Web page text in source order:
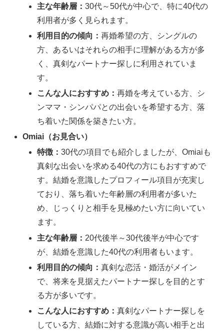
主な年齢層：30代～50代が中心で、特に40代の
利用者が多く見られます。
利用目的の傾向：再婚希望の方、シングルの
方、あるいはそれらの相手に理解がある方が多
く、真剣なパートナー探しに利用されていま
す。
こんな人におすすめ：再婚を考えている方、シ
ンママ・シンパパとの出会いを希望する方、落
ち着いた関係を築きたい方。
Omiai（お見合い）
特徴：30代の項目でも紹介しましたが、Omiaiも
真剣な出会いを求める40代の方にもおすすめで
す。結婚を意識したプロフィール項目が充実し
ており、落ち着いた年齢層の利用者が多いた
め、じっくりと相手を見極めたい方に向いてい
ます。
主な年齢層： 20代後半～30代後半が中心です
が、結婚を意識した40代の利用者もいます。
利用目的の傾向：真剣な恋活・婚活がメイン
で、将来を見据えたパートナー探しを目的とす
る方が多いです。
こんな人におすすめ：真剣なパートナー探しを
している方、結婚に対する意識が高い相手と出